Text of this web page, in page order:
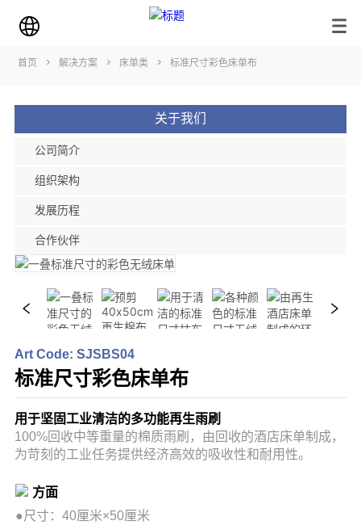
首页 > 解决方案 > 床单类 > 标准尺寸彩色床单布
关于我们
公司简介
组织架构
发展历程
合作伙伴
Art Code: SJSBS04
标准尺寸彩色床单布
用于坚固工业清洁的多功能再生雨刷
100%回收中等重量的棉质雨刷，由回收的酒店床单制成，
为苛刻的工业任务提供经济高效的吸收性和耐用性。
方面
●尺寸：40厘米×50厘米